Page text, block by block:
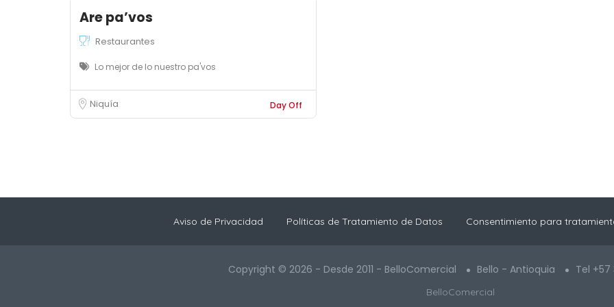
Are pa’vos
Restaurantes
Lo mejor de lo nuestro pa'vos
Niquía Day Off
Aviso de Privacidad Políticas de Tratamiento de Datos Consentimiento para
Copyright © 2026 - Desde 2011 - BelloComercial Bello - Antioquia Tel +57
BelloComercial